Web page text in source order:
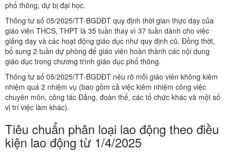
phổ thông, dự bị đại học.
Thông tư số 05/2025/TT-BGDĐT quy định thời gian thực dạy của
giáo viên THCS, THPT là 35 tuần thay vì 37 tuần dành cho việc
giảng dạy và các hoạt động giáo dục như quy định cũ. Đồng thời,
bổ sung 2 tuần dự phòng để giáo viên hoàn thành các nội dung
giáo dục trong chương trình giáo dục phổ thông.
Thông tư số 05/2025/TT-BGDĐT nêu rõ mỗi giáo viên không kiêm
nhiệm quá 2 nhiệm vụ (bao gồm cả việc kiêm nhiệm công việc
chuyên môn, công tác Đảng, đoàn thể, các tổ chức khác và một số
vị trí việc làm khác).
Tiêu chuẩn phân loại lao động theo điều
kiện lao động từ 1/4/2025